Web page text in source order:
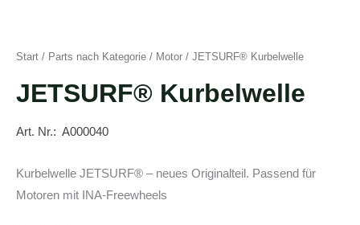
Start / Parts nach Kategorie / Motor / JETSURF® Kurbelwelle
JETSURF® Kurbelwelle
Art. Nr.: A000040
Kurbelwelle JETSURF® – neues Originalteil. Passend für
Motoren mit INA-Freewheels